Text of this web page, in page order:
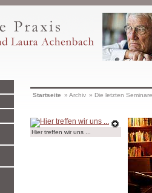
Startseite » Archiv » Die letzten Seminare
Hier treffen wir uns ...